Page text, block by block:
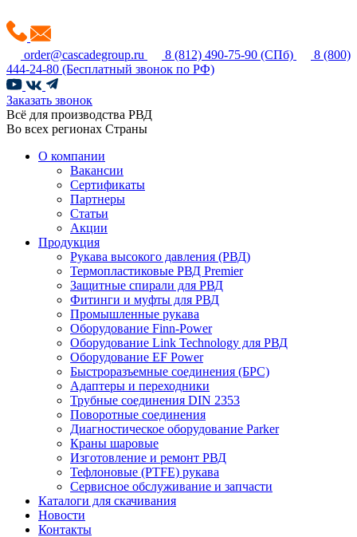
order@cascadegroup.ru 8 (812) 490-75-90 (СПб)
8 (800)
444-24-80 (Бесплатный звонок по РФ)
Заказать звонок
Всё для производства РВД
Во всех регионах Страны
О компании
Вакансии
Сертификаты
Партнеры
Статьи
Акции
Продукция
Рукава высокого давления (РВД)
Термопластиковые РВД Premier
Защитные спирали для РВД
Фитинги и муфты для РВД
Промышленные рукава
Оборудование Finn-Power
Оборудование Link Technology для РВД
Оборудование EF Power
Быстроразъемные соединения (БРС)
Адаптеры и переходники
Трубные соединения DIN 2353
Поворотные соединения
Диагностическое оборудование Parker
Краны шаровые
Изготовление и ремонт РВД
Тефлоновые (PTFE) рукава
Сервисное обслуживание и запчасти
Каталоги для скачивания
Новости
Контакты